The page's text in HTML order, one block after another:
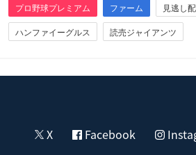
プロ野球プレミアム ファーム
見逃し
ハンファイーグルス
読売ジャイアンツ
X Facebook